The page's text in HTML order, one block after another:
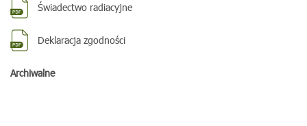
Świadectwo radiacyjne
Deklaracja zgodności
Archiwalne